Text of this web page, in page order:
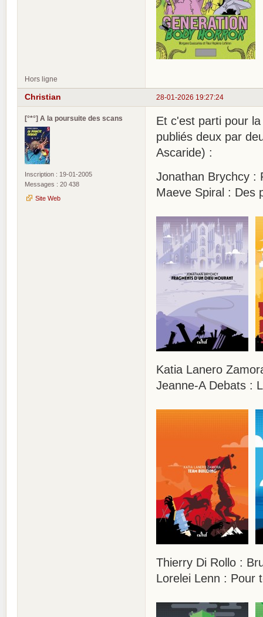
Hors ligne
28-01-2026 19:27:24
Christian
[°*°] A la poursuite des scans
Inscription : 19-01-2005
Messages : 20 438
Site Web
Et c'est parti pour
publiés deux par
Ascaride) :
Jonathan Brychcy :
Maeve Spiral : Des
Katia Lanero
Jeanne-A Debats :
Thierry Di Rollo :
Lorelei Lenn : Pour